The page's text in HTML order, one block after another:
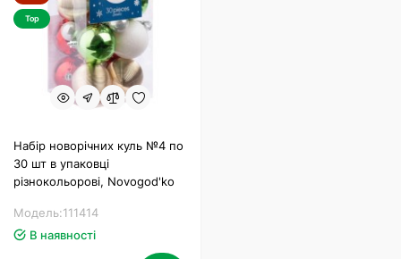
Top
Набір новорічних куль №4 по
30 шт в упаковці
різнокольорові, Novogod'ko
Модель:111414
В наявності